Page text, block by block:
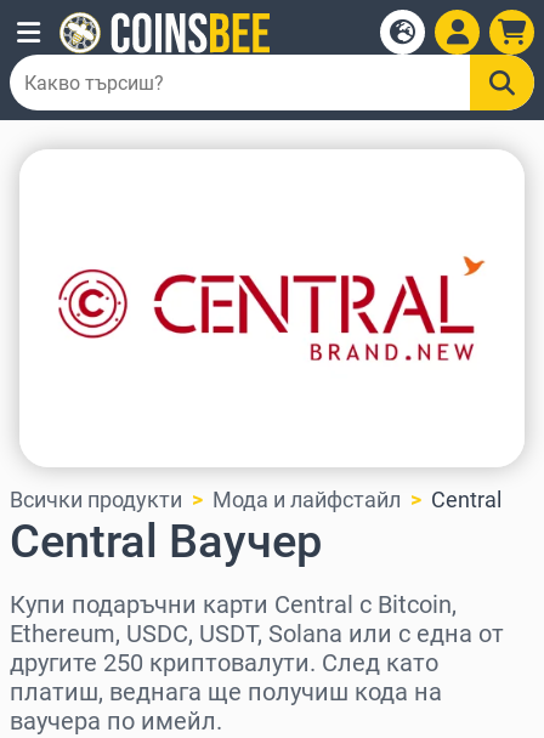
Всички продукти Мода и лайфстайл Central
Central Ваучер
Купи подаръчни карти Central с Bitcoin,
Ethereum, USDC, USDT, Solana или с една от
другите 250 криптовалути. След като
платиш, веднага ще получиш кода на
ваучера по имейл.